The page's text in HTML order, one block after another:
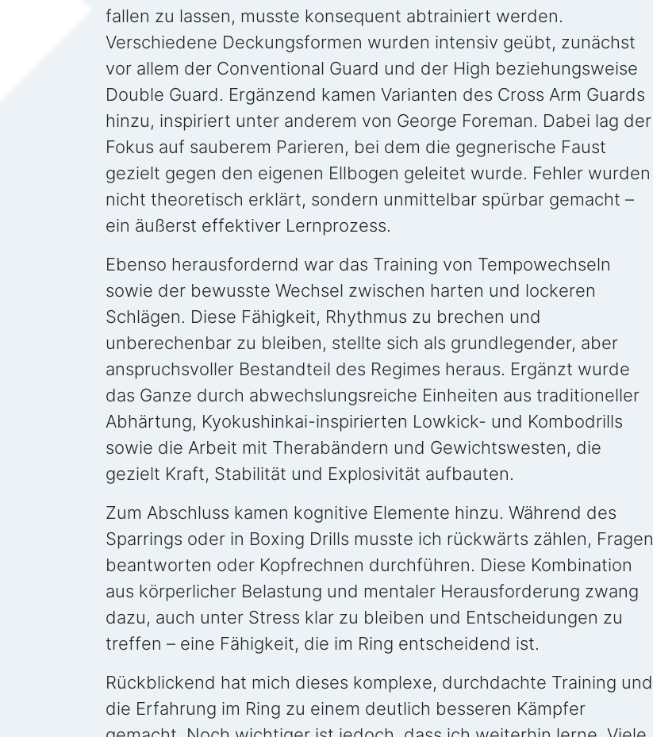
fallen zu lassen, musste konsequent abtrainiert werden.
Verschiedene Deckungsformen wurden intensiv geübt, zunächst
vor allem der Conventional Guard und der High beziehungsweise
Double Guard. Ergänzend kamen Varianten des Cross Arm Guards
hinzu, inspiriert unter anderem von George Foreman. Dabei lag der
Fokus auf sauberem Parieren, bei dem die gegnerische Faust
gezielt gegen den eigenen Ellbogen geleitet wurde. Fehler wurden
nicht theoretisch erklärt, sondern unmittelbar spürbar gemacht –
ein äußerst effektiver Lernprozess.
Ebenso herausfordernd war das Training von Tempowechseln
sowie der bewusste Wechsel zwischen harten und lockeren
Schlägen. Diese Fähigkeit, Rhythmus zu brechen und
unberechenbar zu bleiben, stellte sich als grundlegender, aber
anspruchsvoller Bestandteil des Regimes heraus. Ergänzt wurde
das Ganze durch abwechslungsreiche Einheiten aus traditioneller
Abhärtung, Kyokushinkai-inspirierten Lowkick- und Kombodrills
sowie die Arbeit mit Therabändern und Gewichtswesten, die
gezielt Kraft, Stabilität und Explosivität aufbauten.
Zum Abschluss kamen kognitive Elemente hinzu. Während des
Sparrings oder in Boxing Drills musste ich rückwärts zählen, Fragen
beantworten oder Kopfrechnen durchführen. Diese Kombination
aus körperlicher Belastung und mentaler Herausforderung zwang
dazu, auch unter Stress klar zu bleiben und Entscheidungen zu
treffen – eine Fähigkeit, die im Ring entscheidend ist.
Rückblickend hat mich dieses komplexe, durchdachte Training und
die Erfahrung im Ring zu einem deutlich besseren Kämpfer